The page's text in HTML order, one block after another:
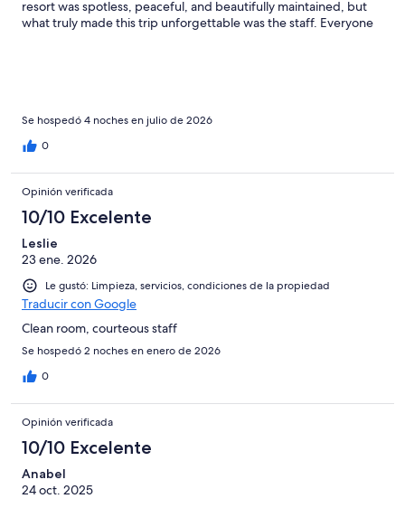
resort was spotless, peaceful, and beautifully maintained, but
what truly made this trip unforgettable was the staff. Everyone
Their warmth, kindness, and genuine hospitality made all the
difference. Leaving was bittersweet, but I left feeling refreshed,
rejuvenated, and already planning my return. Thank you,
Siboney Beach Club, for making Antigua feel like home. I can’t
wait to come back and continue exploring this beautiful island.
⭐⭐⭐⭐⭐ASÉ 🤍🖤Dr. Clark
Se hospedó 4 noches en julio de 2026
0
Opinión verificada
10/10 Excelente
Leslie
23 ene. 2026
Le gustó: Limpieza, servicios, condiciones de la propiedad
Traducir con Google
Clean room, courteous staff
Se hospedó 2 noches en enero de 2026
0
Opinión verificada
10/10 Excelente
Anabel
24 oct. 2025